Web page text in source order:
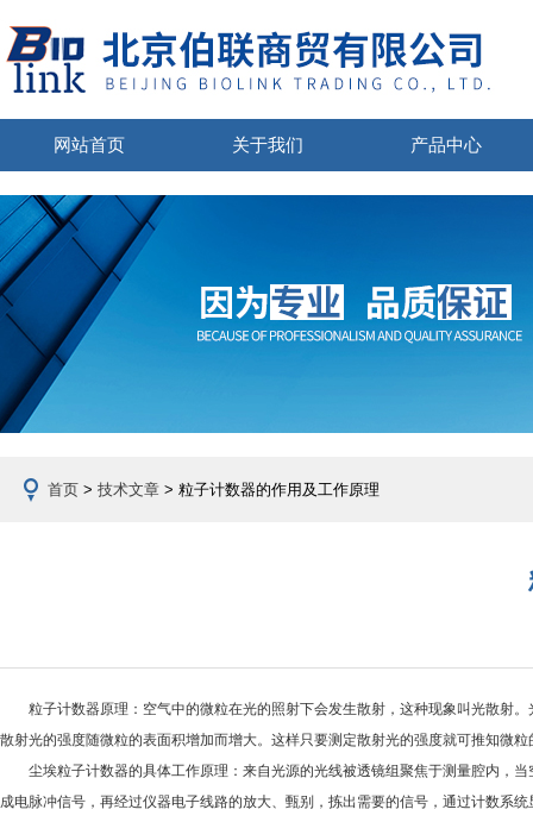
网站首页 关于我们 产品中心
首页 > 技术文章 > 粒子计数器的作用及工作原理
粒子计数器原理：空气中的微粒在光的照射下会发生散射，这种现象叫光散射
散射光的强度随微粒的表面积增加而增大。这样只要测定散射光的强度就可推知微
尘埃粒子计数器的具体工作原理：来自光源的光线被透镜组聚焦于测量腔内，当
成电脉冲信号，再经过仪器电子线路的放大、甄别，拣出需要的信号，通过计数系统